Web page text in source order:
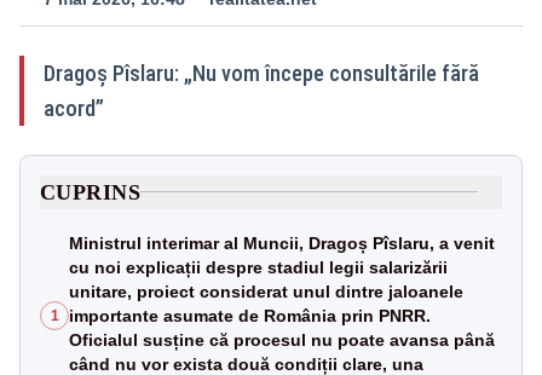
Dragoș Pîslaru: „Nu vom începe consultările fără
acord”
CUPRINS
1
Ministrul interimar al Muncii, Dragoș Pîslaru, a venit
cu noi explicații despre stadiul legii salarizării
unitare, proiect considerat unul dintre jaloanele
importante asumate de România prin PNRR.
Oficialul susține că procesul nu poate avansa până
când nu vor exista două condiții clare, una